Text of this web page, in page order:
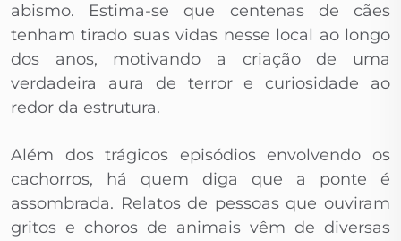
abismo. Estima-se que centenas de cães
tenham tirado suas vidas nesse local ao longo
dos anos, motivando a criação de uma
verdadeira aura de terror e curiosidade ao
redor da estrutura.
Além dos trágicos episódios envolvendo os
cachorros, há quem diga que a ponte é
assombrada. Relatos de pessoas que ouviram
gritos e choros de animais vêm de diversas